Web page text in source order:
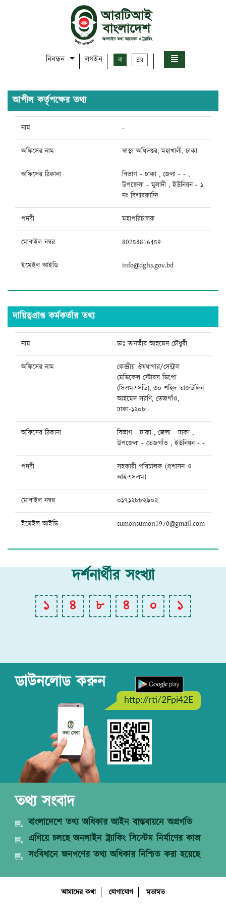
নিবন্ধন লগইন বা EN
আপীল কর্তৃপক্ষের তথ্য
নাম -
অফিসের নাম স্বাস্থ্য অধিদপ্তর, মহাখালী, ঢাকা
অফিসের ঠিকানা
বিভাগ - ঢাকা , জেলা - - ,
উপজেলা - মুলাদী , ইউনিয়ন - ১
নং বিশারকান্দি
পদবী মহাপরিচালক
মোবাইল নম্বর 80258816459
ইমেইল আইডি info@dghs.gov.bd
দায়িত্বপ্রাপ্ত কর্মকর্তার তথ্য
নাম ডাঃ তানভীর আহমেদ চৌধুরী
অফিসের নাম
কেন্দ্রীয় ঔষধাগার/সেন্ট্রাল
মেডিকেল স্টোরস ডিপো
(সিএমএসডি), ৩০ শহিদ তাজউদ্দিন
আহমেদ সরণি, তেজগাঁও,
ঢাকা-১২০৮।
অফিসের ঠিকানা
বিভাগ - ঢাকা , জেলা - ঢাকা ,
উপজেলা - তেজগাঁও , ইউনিয়ন - -
পদবী
সহকারী পরিচালক (প্রশাসন ও
আইএসএম)
মোবাইল নম্বর ০১৭১২৮৮২৯০২
ইমেইল আইডি sumonsumon1970@gmail.com
দর্শনার্থীর সংখ্যা
১ ৪ ৮ ৪ ০ ১
ডাউনলোড করুন
http://rti/2Fpi42E
তথ্য সংবাদ
বাংলাদেশে তথ্য অধিকার আইন বাস্তবায়নে অগ্রগতি
এগিয়ে চলছে অনলাইন ট্র্যাকিং সিস্টেম নির্মাণের কাজ
সংবিধানে জনগণের তথ্য অধিকার নিশ্চিত করা হয়েছে
আমাদের কথা যোগাযোগ মতামত